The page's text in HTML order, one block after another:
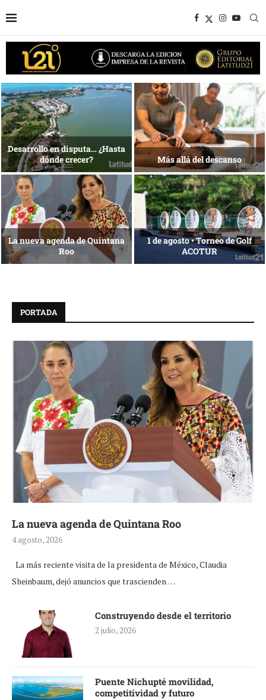
Bottega, un viaje servido a la
mesa
Energía que Impulsa la
competitividad
Reconocimiento de viajeros La esencia del servicio
PORTADA
La nueva agenda de Quintana Roo
4 agosto, 2026
La más reciente visita de la presidenta de México, Claudia
Sheinbaum, dejó anuncios que trascienden …
Construyendo desde el territorio
2 julio, 2026
Puente Nichupté movilidad,
competitividad y futuro